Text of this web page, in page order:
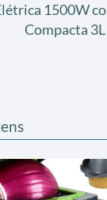
1500W
Compacta 3L